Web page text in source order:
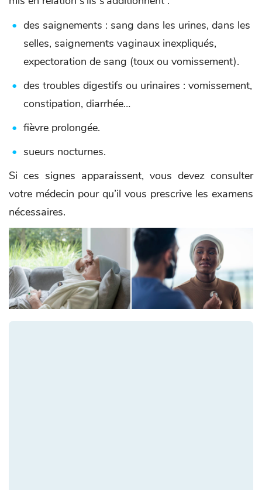
des saignements : sang dans les urines, dans les
selles, saignements vaginaux inexpliqués,
expectoration de sang (toux ou vomissement).
des troubles digestifs ou urinaires : vomissement,
constipation, diarrhée…
fièvre prolongée.
sueurs nocturnes.
Si ces signes apparaissent, vous devez consulter
votre médecin pour qu’il vous prescrive les examens
nécessaires.